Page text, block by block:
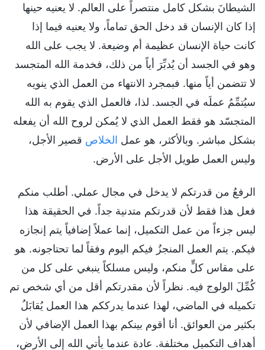
الشيطانَ بشكل كامل منتصراً على العالم. لا يعنيه حينها
إذا كان الإنسان قد دخل الحق تماماً، ولا يعنيه فيما إذا
كانت حياة الإنسان عظيمة أم وضيعة. لا يجب على الله
وهو في الجسد أن يُدبِّرَ أياً من ذلك، فخدمة الله المتجسد
لا تتضمن أياً منها. فبمجرد الانتهاء من العمل الذي ينويه
سيُتمِّمُ عملَه في الجسد. لذا، فالعمل الذي يقوم به الله
المتجسّد هو فقط العمل الذي لا يُمكن لروح الله أن يفعله
بشكل مباشر. وبالأكثر، هو عمل الخلاص قصير الأجل،
وليس العمل طويل الأجل على الأرض.
الرفعُ من قدرتكم لا يدخل في مجال عملي. أطلب منكم
فعل هذا فقط لأن قدرتكم متدنية جداً. في الحقيقة هذا
ليس جزءاً من عمل التكميل، إنما عملاً إضافياً يتم إنجازه
فيكم. يتم العمل المنجزُ فيكم اليوم وفقاً لما تحتاجونه. هو
على مقاس كلٍّ منكم، وليس مسلكاً ينبغي على كل من
كُمِّلَ الولوج فيه. نظراً لأن مقدرتكم أقل من أي شخص تم
تكميله في الماضي، لهذا عندما يدرككم هذا العمل يُقابَلُ
بكثير من العوائق. أنا أقوم بينكم بهذا العمل الإضافي لأن
أهداف التكميل مختلفة. عادة عندما يأتي الله إلى الأرض،